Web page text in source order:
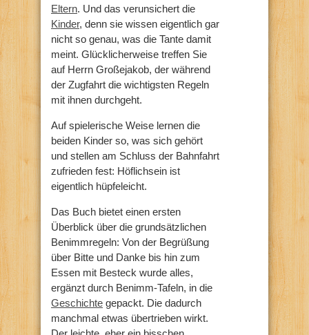
Eltern. Und das verunsichert die
Kinder, denn sie wissen eigentlich gar
nicht so genau, was die Tante damit
meint. Glücklicherweise treffen Sie
auf Herrn Großejakob, der während
der Zugfahrt die wichtigsten Regeln
mit ihnen durchgeht.
Auf spielerische Weise lernen die
beiden Kinder so, was sich gehört
und stellen am Schluss der Bahnfahrt
zufrieden fest: Höflichsein ist
eigentlich hüpfeleicht.
Das Buch bietet einen ersten
Überblick über die grundsätzlichen
Benimmregeln: Von der Begrüßung
über Bitte und Danke bis hin zum
Essen mit Besteck wurde alles,
ergänzt durch Benimm-Tafeln, in die
Geschichte gepackt. Die dadurch
manchmal etwas übertrieben wirkt.